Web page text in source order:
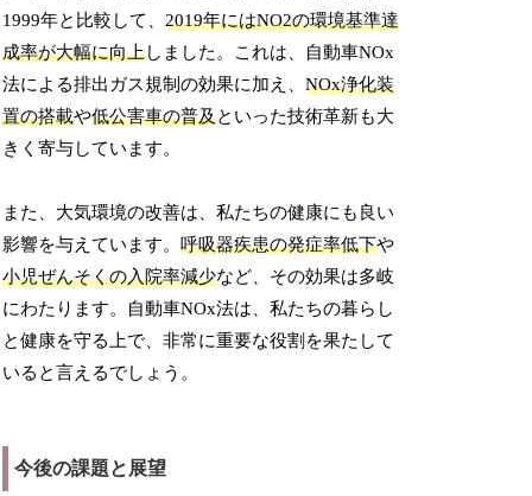
1999年と比較して、2019年にはNO2の環境基準達
成率が大幅に向上しました。これは、自動車NOx
法による排出ガス規制の効果に加え、NOx浄化装
置の搭載や低公害車の普及といった技術革新も大
きく寄与しています。
また、大気環境の改善は、私たちの健康にも良い
影響を与えています。呼吸器疾患の発症率低下や
小児ぜんそくの入院率減少など、その効果は多岐
にわたります。自動車NOx法は、私たちの暮らし
と健康を守る上で、非常に重要な役割を果たして
いると言えるでしょう。
今後の課題と展望